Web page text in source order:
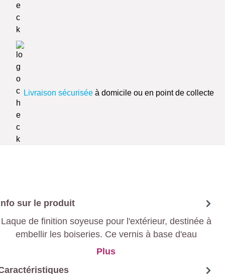
Livraison sécurisée à domicile ou en point de collecte
sur le produit
Laque de finition soyeuse pour l'extérieur, destinée à
embellir les boiseries. Ce vernis à base d'eau
présente une grande durabilité à l'extérieur et des
Plus